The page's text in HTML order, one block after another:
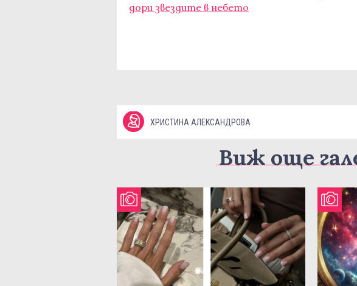
дори звездите в небето
ХРИСТИНА АЛЕКСАНДРОВА
Виж още